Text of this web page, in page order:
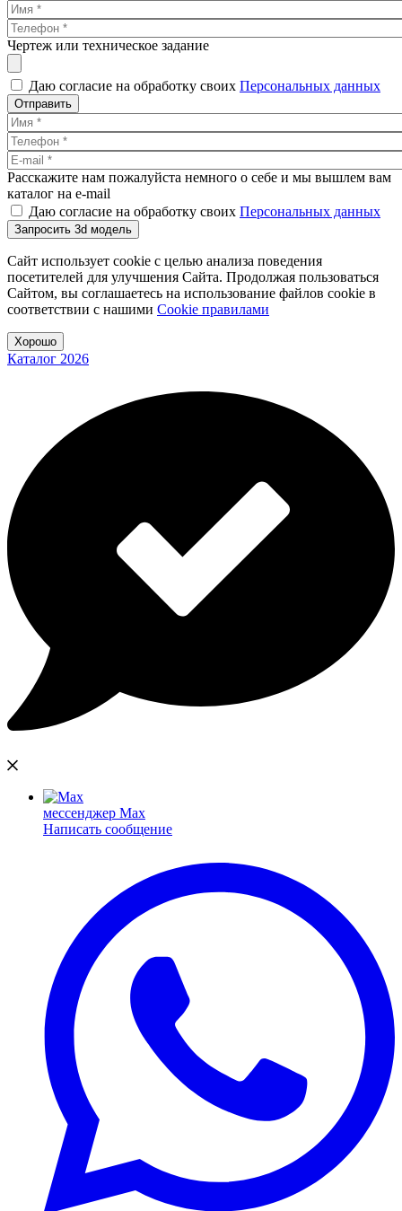
Чертеж или техническое задание
Даю согласие на обработку своих Персональных данных
Отправить
Расскажите нам пожалуйста немного о себе и мы вышлем вам
каталог на e-mail
Даю согласие на обработку своих Персональных данных
Запросить 3d модель
Сайт использует cookie с целью анализа поведения
посетителей для улучшения Сайта. Продолжая пользоваться
Сайтом, вы соглашаетесь на использование файлов cookie в
соответствии с нашими Cookiе правилами
Хорошо
Каталог 2026
мессенджер Max
Написать сообщение